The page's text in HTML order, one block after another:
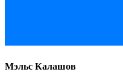
Мэльс Калашов